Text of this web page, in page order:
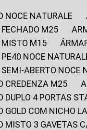
NOCE NATURALE
FECHADO M25
MISTO M15
PE40 NOCE
SEMI-ABERTO NOCE
CREDENZA M25
DUPLO 4 PORTAS
GOLD COM NICHO
MISTO 3 GAVETAS